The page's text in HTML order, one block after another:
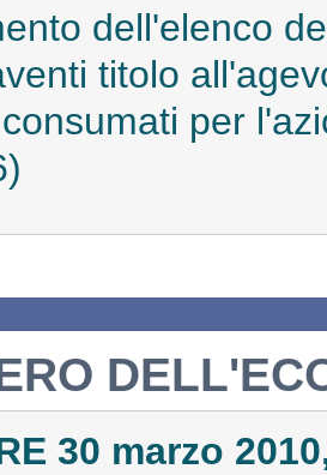
dell'elenco
titolo
per
30 marzo